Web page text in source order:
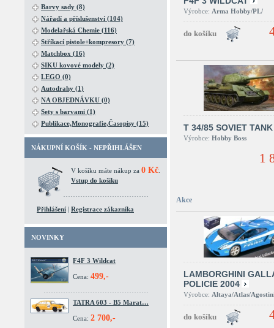
Barvy sady (8)
Nářadí a příslušenství (104)
Modelařská Chemie (116)
Stříkací pistole+kompresory (7)
Matchbox (16)
SIKU kovové modely (2)
LEGO (0)
Autodrahy (1)
NA OBJEDNÁVKU (0)
Sety s barvami (1)
Publikace,Monografie,Časopisy (15)
NÁKUPNÍ KOŠÍK - NEPŘIHLÁŠEN
V košíku máte nákup za 0 Kč
Vstup do košíku
Přihlášení | Registrace zákazníka
NOVINKY
F4F 3 Wildcat
Cena: 499,-
TATRA 603 - B5 Marat…
Cena: 2 700,-
Výrobce: Arma Hobby/PL/
T 34/85 SOVIET TANK
Výrobce: Hobby Boss
1
Akce
LAMBORGHINI
POLICIE 2004
Výrobce: Altaya/Atlas/